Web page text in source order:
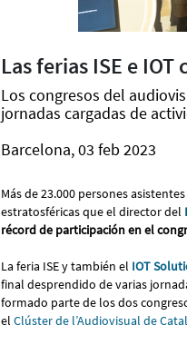
Las ferias ISE e
Los congresos del
jornadas cargadas de
Barcelona, 03 feb 2023
Más de 23.000 persones
estratosféricas que el director del
récord de participación en el
La feria ISE y también el IOT
final desprendido de varias
formado parte de los dos
el Clúster de l’Audiovisual de